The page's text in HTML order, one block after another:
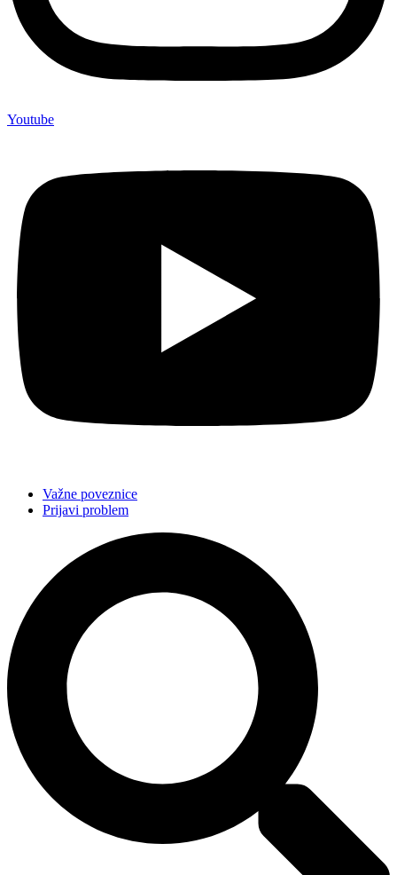
Youtube
Važne poveznice
Prijavi problem